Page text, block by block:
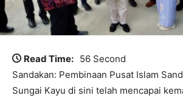
Read Time: 56 Second
Sandakan: Pembinaan Pusat Islam
Sungai Kayu di sini telah mencapai